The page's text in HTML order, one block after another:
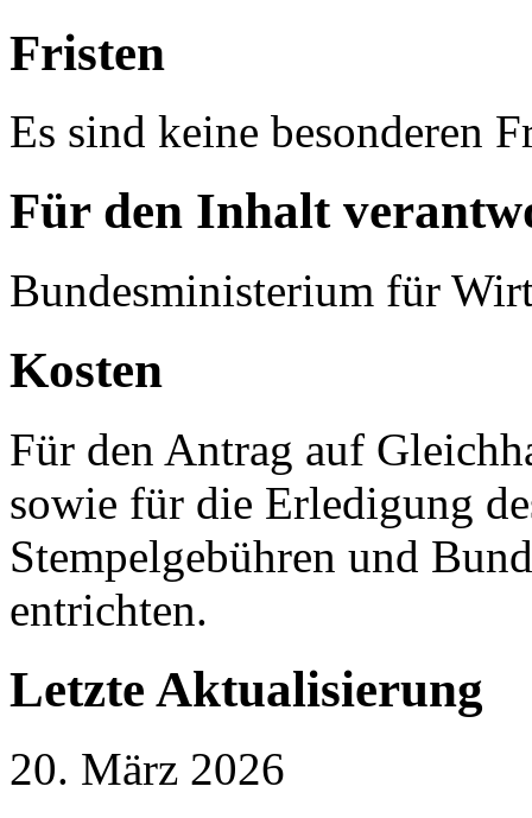
Fristen
Es sind keine besonderen
Für den Inhalt
Bundesministerium für
Kosten
Für den Antrag auf
sowie für die Erledigung
Stempelgebühren und
entrichten.
Letzte Aktualisierung
20. März 2026